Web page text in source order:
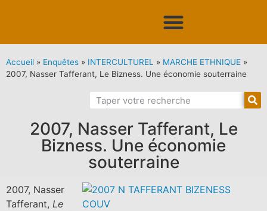
Accueil » Enquêtes » INTERCULTUREL » MARCHE ETHNIQUE »
2007, Nasser Tafferant, Le Bizness. Une économie souterraine
2007, Nasser Tafferant, Le
Bizness. Une économie
souterraine
2007, Nasser
Tafferant, Le